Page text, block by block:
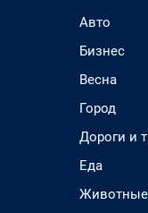
Авто
Бизнес
Весна
Город
Дороги и
Еда
Животные